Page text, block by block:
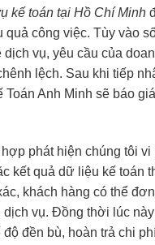
kế toán tại Hồ Chí Minh
quả công việc. Tùy vào
vụ, yêu cầu của
lệch. Sau khi tiếp
Toán Anh Minh sẽ báo
phát hiện chúng tôi vi
kết quả dữ liệu kế toán
khách hàng có thể
vụ. Đồng thời lúc
đền bù, hoàn trả chi